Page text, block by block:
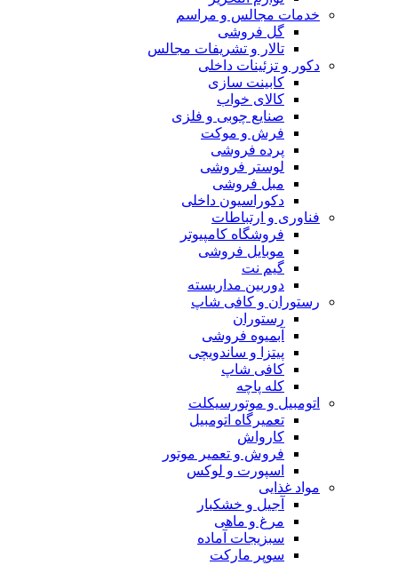
خدمات مجالس و مراسم
گل فروشی
تالار و تشریفات مجالس
دکور و تزئینات داخلی
کابینت سازی
کالای خواب
صنایع چوبی و فلزی
فرش و موکت
پرده فروشی
لوستر فروشی
مبل فروشی
دکوراسیون داخلی
فناوری و ارتباطات
فروشگاه كامپيوتر
موبایل فروشی
گیم نت
دوربين مداربسته
رستوران و کافی شاپ
رستوران
آبمیوه فروشی
پیتزا و ساندویچی
کافی شاپ
کله پاچه
اتومبيل و موتورسيكلت
تعمیرگاه اتومبیل
کارواش
فروش و تعمیر موتور
اسپورت و لوکس
مواد غذایی
آجیل و خشکبار
مرغ و ماهی
سبزیجات آماده
سوپر مارکت